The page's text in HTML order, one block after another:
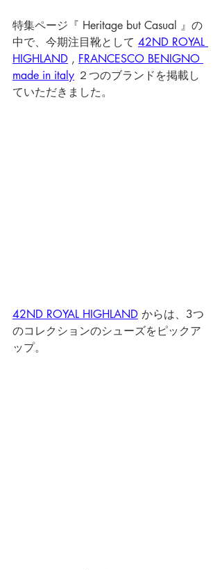
特集ページ『 Heritage but Casual 』の
中で、今期注目靴として 42ND ROYAL
HIGHLAND , FRANCESCO BENIGNO
made in italy ２つのブランドを掲載し
ていただきました。
42ND ROYAL HIGHLAND からは、3つ
のコレクションのシューズをピックア
ップ。